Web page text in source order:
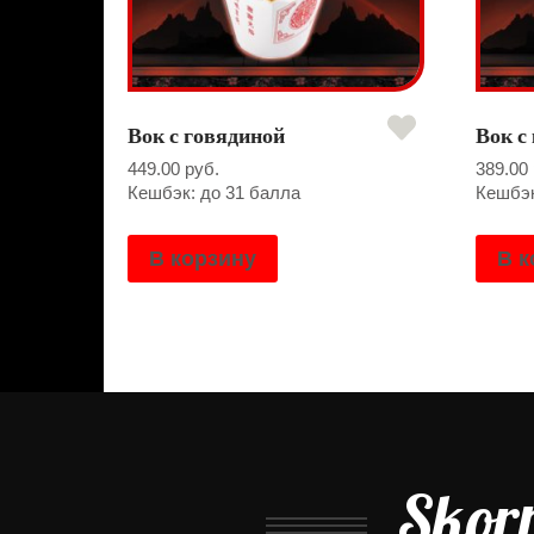
Вок с говядиной
449.00 руб.
Кешбэк: до 31 балла
В корзину
Вок с
389.00
В